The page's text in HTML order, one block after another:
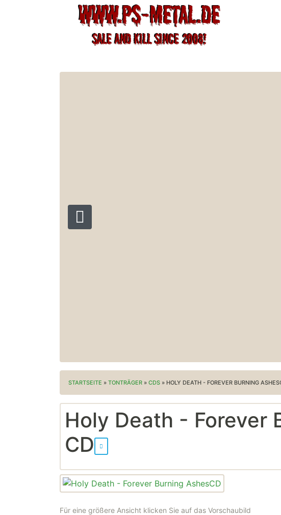
STARTSEITE » TONTRÄGER » CDS » HOLY DEATH - FOREVER BURNING
Holy Death - Forever
CD
Für eine größere Ansicht klicken Sie auf das Vorschaubild